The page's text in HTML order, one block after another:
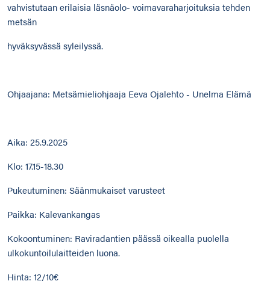
vahvistutaan erilaisia läsnäolo- voimavaraharjoituksia tehden
metsän
hyväksyvässä syleilyssä.
Ohjaajana: Metsämieliohjaaja Eeva Ojalehto - Unelma Elämä
Aika: 25.9.2025
Klo: 17.15-18.30
Pukeutuminen: Säänmukaiset varusteet
Paikka: Kalevankangas
Kokoontuminen: Raviradantien päässä oikealla puolella
ulkokuntoilulaitteiden luona.
Hinta: 12/10€